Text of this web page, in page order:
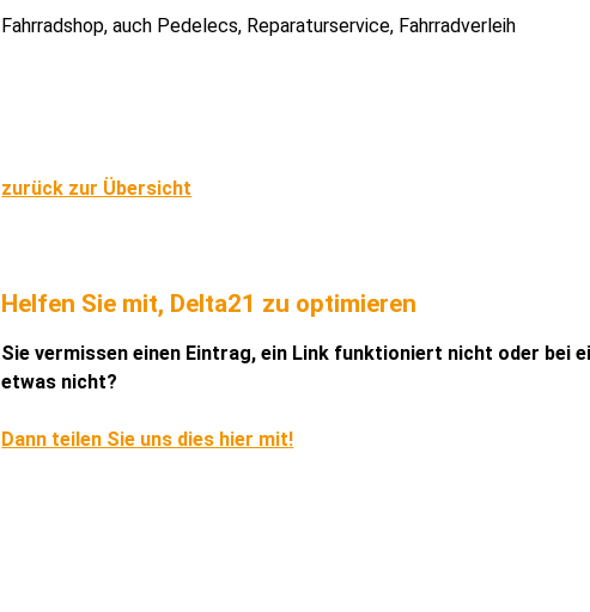
Fahrradshop, auch Pedelecs, Reparaturservice, Fahrradverleih
zurück zur Übersicht
Helfen Sie mit, Delta21 zu optimieren
Sie vermissen einen Eintrag, ein Link funktioniert nicht oder bei
etwas nicht?
Dann teilen Sie uns dies hier mit!